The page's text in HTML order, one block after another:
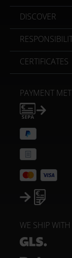
DISCOVER
CERTIFICATES
PAYMENT
WE SHIP WITH